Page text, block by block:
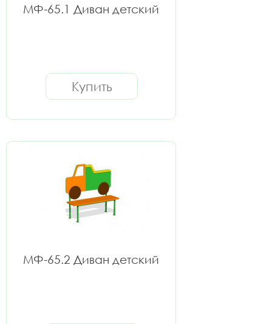
МФ-65.1 Диван детский
Купить
МФ-65.2 Диван детский